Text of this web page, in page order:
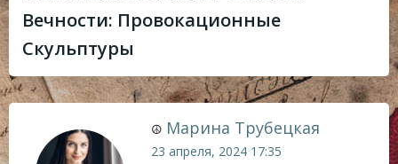
Вечности: Провокационные
Скульптуры
☮ Марина Трубецкая
23 апреля, 2024 17:35